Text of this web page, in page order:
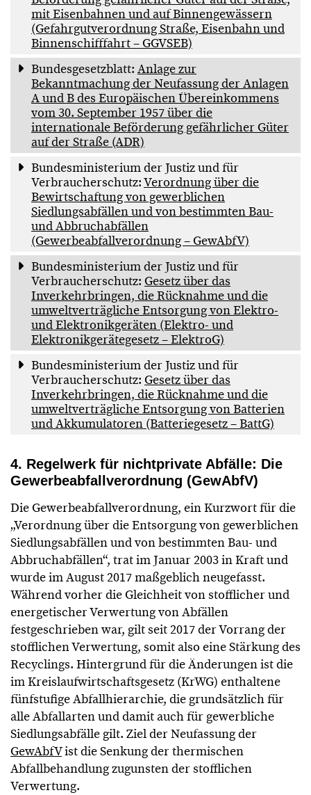
mit Eisenbahnen und auf Binnengewässern
(Gefahrgutverordnung Straße, Eisenbahn und
Binnenschifffahrt – GGVSEB)
Bundesgesetzblatt: Anlage zur
Bekanntmachung der Neufassung der Anlagen
A und B des Europäischen Übereinkommens
vom 30. September 1957 über die
internationale Beförderung gefährlicher Güter
auf der Straße (ADR)
Bundesministerium der Justiz und für
Verbraucherschutz:Verordnung über die
Bewirtschaftung von gewerblichen
Siedlungsabfällen und von bestimmten Bau-
und Abbruchabfällen
(Gewerbeabfallverordnung – GewAbfV)
Bundesministerium der Justiz und für
Verbraucherschutz: Gesetz über das
Inverkehrbringen, die Rücknahme und die
umweltverträgliche Entsorgung von Elektro-
und Elektronikgeräten (Elektro- und
Elektronikgerätegesetz – ElektroG)
Bundesministerium der Justiz und für
Verbraucherschutz: Gesetz über das
Inverkehrbringen, die Rücknahme und die
umweltverträgliche Entsorgung von Batterien
und Akkumulatoren (Batteriegesetz – BattG)
4. Regelwerk für nichtprivate Abfälle: Die
Gewerbeabfallverordnung (GewAbfV)
Die Gewerbeabfallverordnung, ein Kurzwort für die
„Verordnung über die Entsorgung von gewerblichen
Siedlungsabfällen und von bestimmten Bau- und
Abbruchabfällen“, trat im Januar 2003 in Kraft und
wurde im August 2017 maßgeblich neugefasst.
Während vorher die Gleichheit von stofflicher und
energetischer Verwertung von Abfällen
festgeschrieben war, gilt seit 2017 der Vorrang der
stofflichen Verwertung, somit also eine Stärkung des
Recyclings. Hintergrund für die Änderungen ist die
im Kreislaufwirtschaftsgesetz (KrWG) enthaltene
fünfstufige Abfallhierarchie, die grundsätzlich für
alle Abfallarten und damit auch für gewerbliche
Siedlungsabfälle gilt. Ziel der Neufassung der
GewAbfVist die Senkung der thermischen
Abfallbehandlung zugunsten der stofflichen
Verwertung.